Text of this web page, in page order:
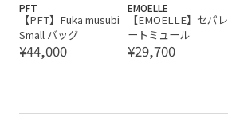
PFT
【PFT】Fuka musubi
Small バッグ
¥44,000
EMOELLE
【EMOELLE】セパレ
ートミュール
¥29,700